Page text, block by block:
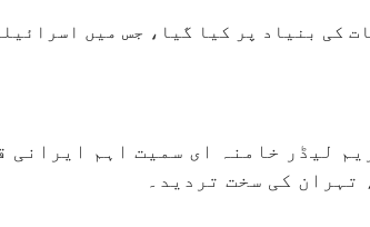
کی بنیاد پر کیا گیا، جس میں
لیڈر خامنہ ای سمیت اہم ایرانی
تہران کی سخت تردید۔